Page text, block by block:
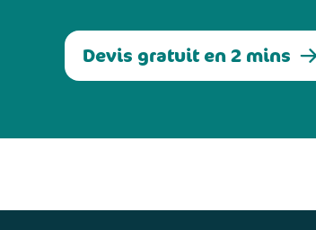
Devis gratuit en 2 mins